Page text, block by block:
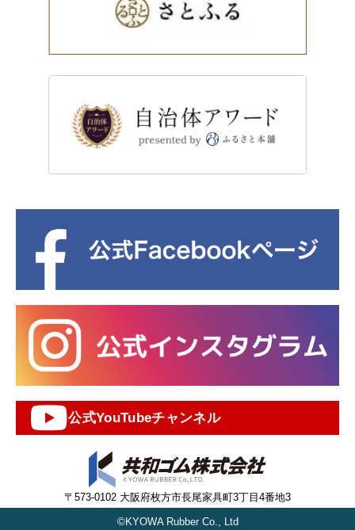
公式YouTubeチャンネル
〒573-0102 大阪府枚方市長尾家具町3丁目4番地3
©KYOWA Rubber Co., Ltd